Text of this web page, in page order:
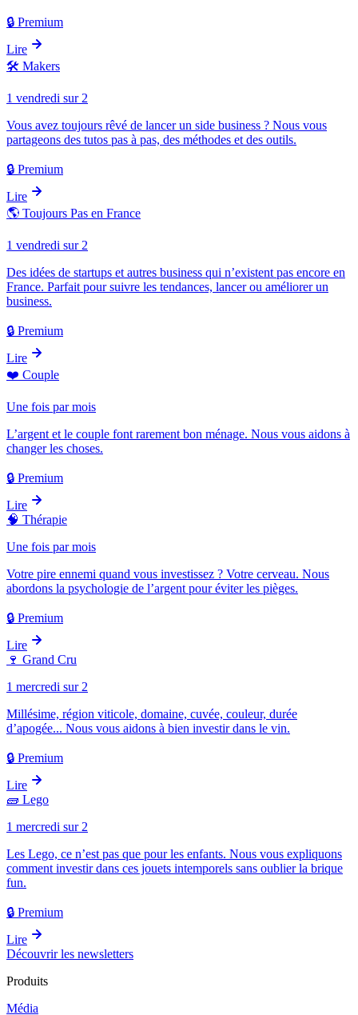
🔒 Premium
Lire
🛠️ Makers
1 vendredi sur 2
Vous avez toujours rêvé de lancer un side business ? Nous vous
partageons des tutos pas à pas, des méthodes et des outils.
🔒 Premium
Lire
🌎 Toujours Pas en France
1 vendredi sur 2
Des idées de startups et autres business qui n’existent pas encore en
France. Parfait pour suivre les tendances, lancer ou améliorer un
business.
🔒 Premium
Lire
❤️ Couple
Une fois par mois
L’argent et le couple font rarement bon ménage. Nous vous aidons à
changer les choses.
🔒 Premium
Lire
🧠 Thérapie
Une fois par mois
Votre pire ennemi quand vous investissez ? Votre cerveau. Nous
abordons la psychologie de l’argent pour éviter les pièges.
🔒 Premium
Lire
🍷 Grand Cru
1 mercredi sur 2
Millésime, région viticole, domaine, cuvée, couleur, durée
d’apogée... Nous vous aidons à bien investir dans le vin.
🔒 Premium
Lire
🧱 Lego
1 mercredi sur 2
Les Lego, ce n’est pas que pour les enfants. Nous vous expliquons
comment investir dans ces jouets intemporels sans oublier la brique
fun.
🔒 Premium
Lire
Découvrir les newsletters
Produits
Média